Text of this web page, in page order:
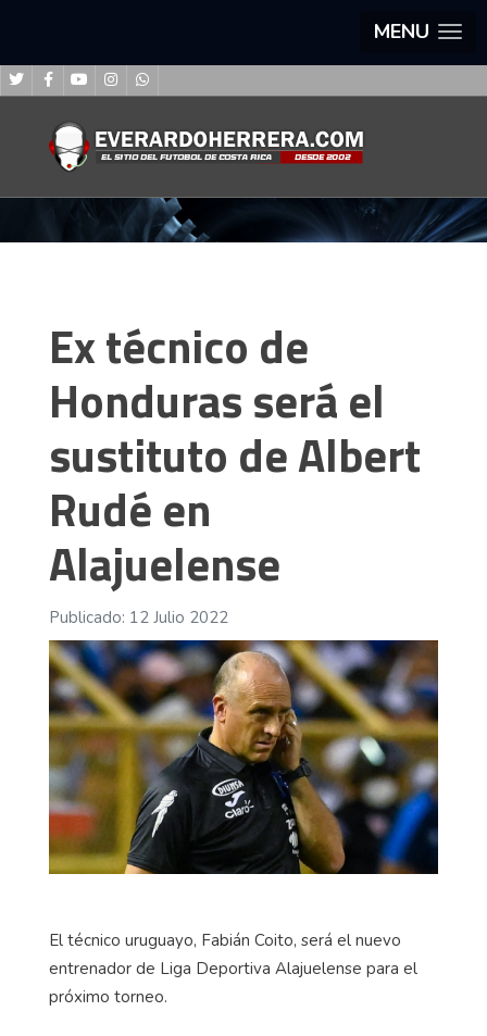
MENU
Ex técnico de
Honduras será el
sustituto de Albert
Rudé en
Alajuelense
Publicado: 12 Julio 2022
El técnico uruguayo, Fabián Coito, será el nuevo
entrenador de Liga Deportiva Alajuelense para el
próximo torneo.